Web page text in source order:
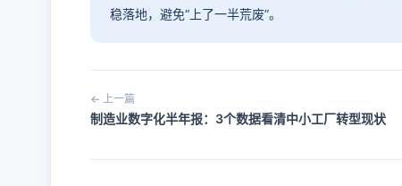
稳落地，避免“上了一半荒废”。
← 上一篇
制造业数字化半年报：3个数据看清中小工厂转型现状